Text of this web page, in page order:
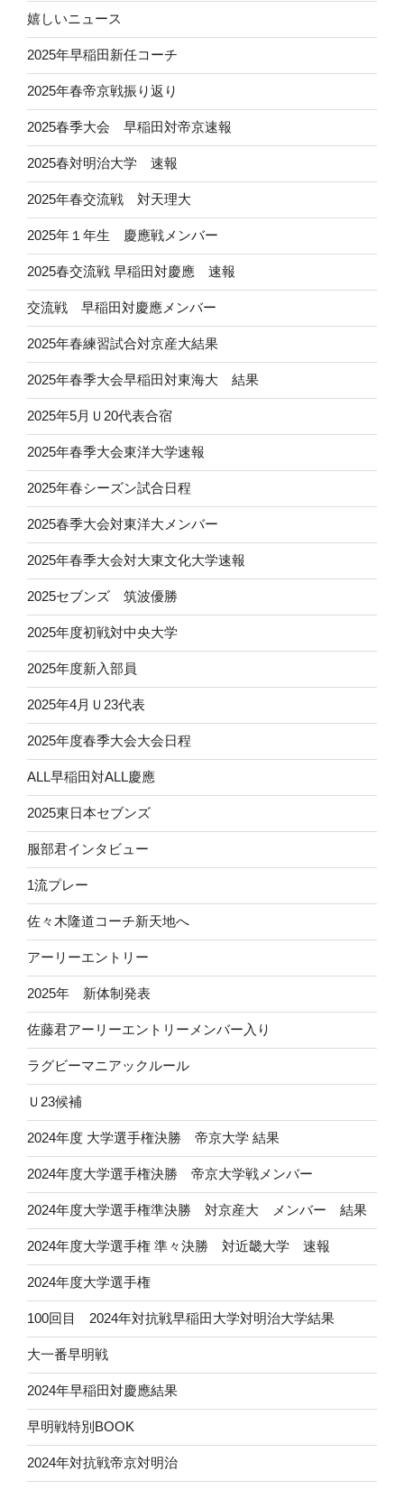
嬉しいニュース
2025年早稲田新任コーチ
2025年春帝京戦振り返り
2025春季大会 早稲田対帝京速報
2025春対明治大学 速報
2025年春交流戦 対天理大
2025年１年生 慶應戦メンバー
2025春交流戦 早稲田対慶應 速報
交流戦 早稲田対慶應メンバー
2025年春練習試合対京産大結果
2025年春季大会早稲田対東海大 結果
2025年5月Ｕ20代表合宿
2025年春季大会東洋大学速報
2025年春シーズン試合日程
2025春季大会対東洋大メンバー
2025年春季大会対大東文化大学速報
2025セブンズ 筑波優勝
2025年度初戦対中央大学
2025年度新入部員
2025年4月Ｕ23代表
2025年度春季大会大会日程
ALL早稲田対ALL慶應
2025東日本セブンズ
服部君インタビュー
1流プレー
佐々木隆道コーチ新天地へ
アーリーエントリー
2025年 新体制発表
佐藤君アーリーエントリーメンバー入り
ラグビーマニアックルール
Ｕ23候補
2024年度 大学選手権決勝 帝京大学 結果
2024年度大学選手権決勝 帝京大学戦メンバー
2024年度大学選手権準決勝 対京産大 メンバー 結果
2024年度大学選手権 準々決勝 対近畿大学 速報
2024年度大学選手権
100回目 2024年対抗戦早稲田大学対明治大学結果
大一番早明戦
2024年早稲田対慶應結果
早明戦特別BOOK
2024年対抗戦帝京対明治